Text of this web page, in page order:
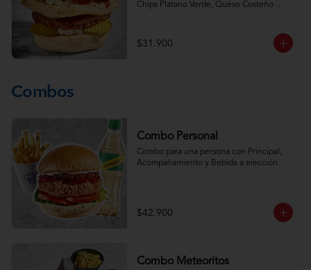
Chips Platano Verde, Queso Costeño
$31.900
Combos
Combo Personal
Combo para una persona con Principal,
Acompañamiento y Bebida a elección
$42.900
Combo Meteoritos